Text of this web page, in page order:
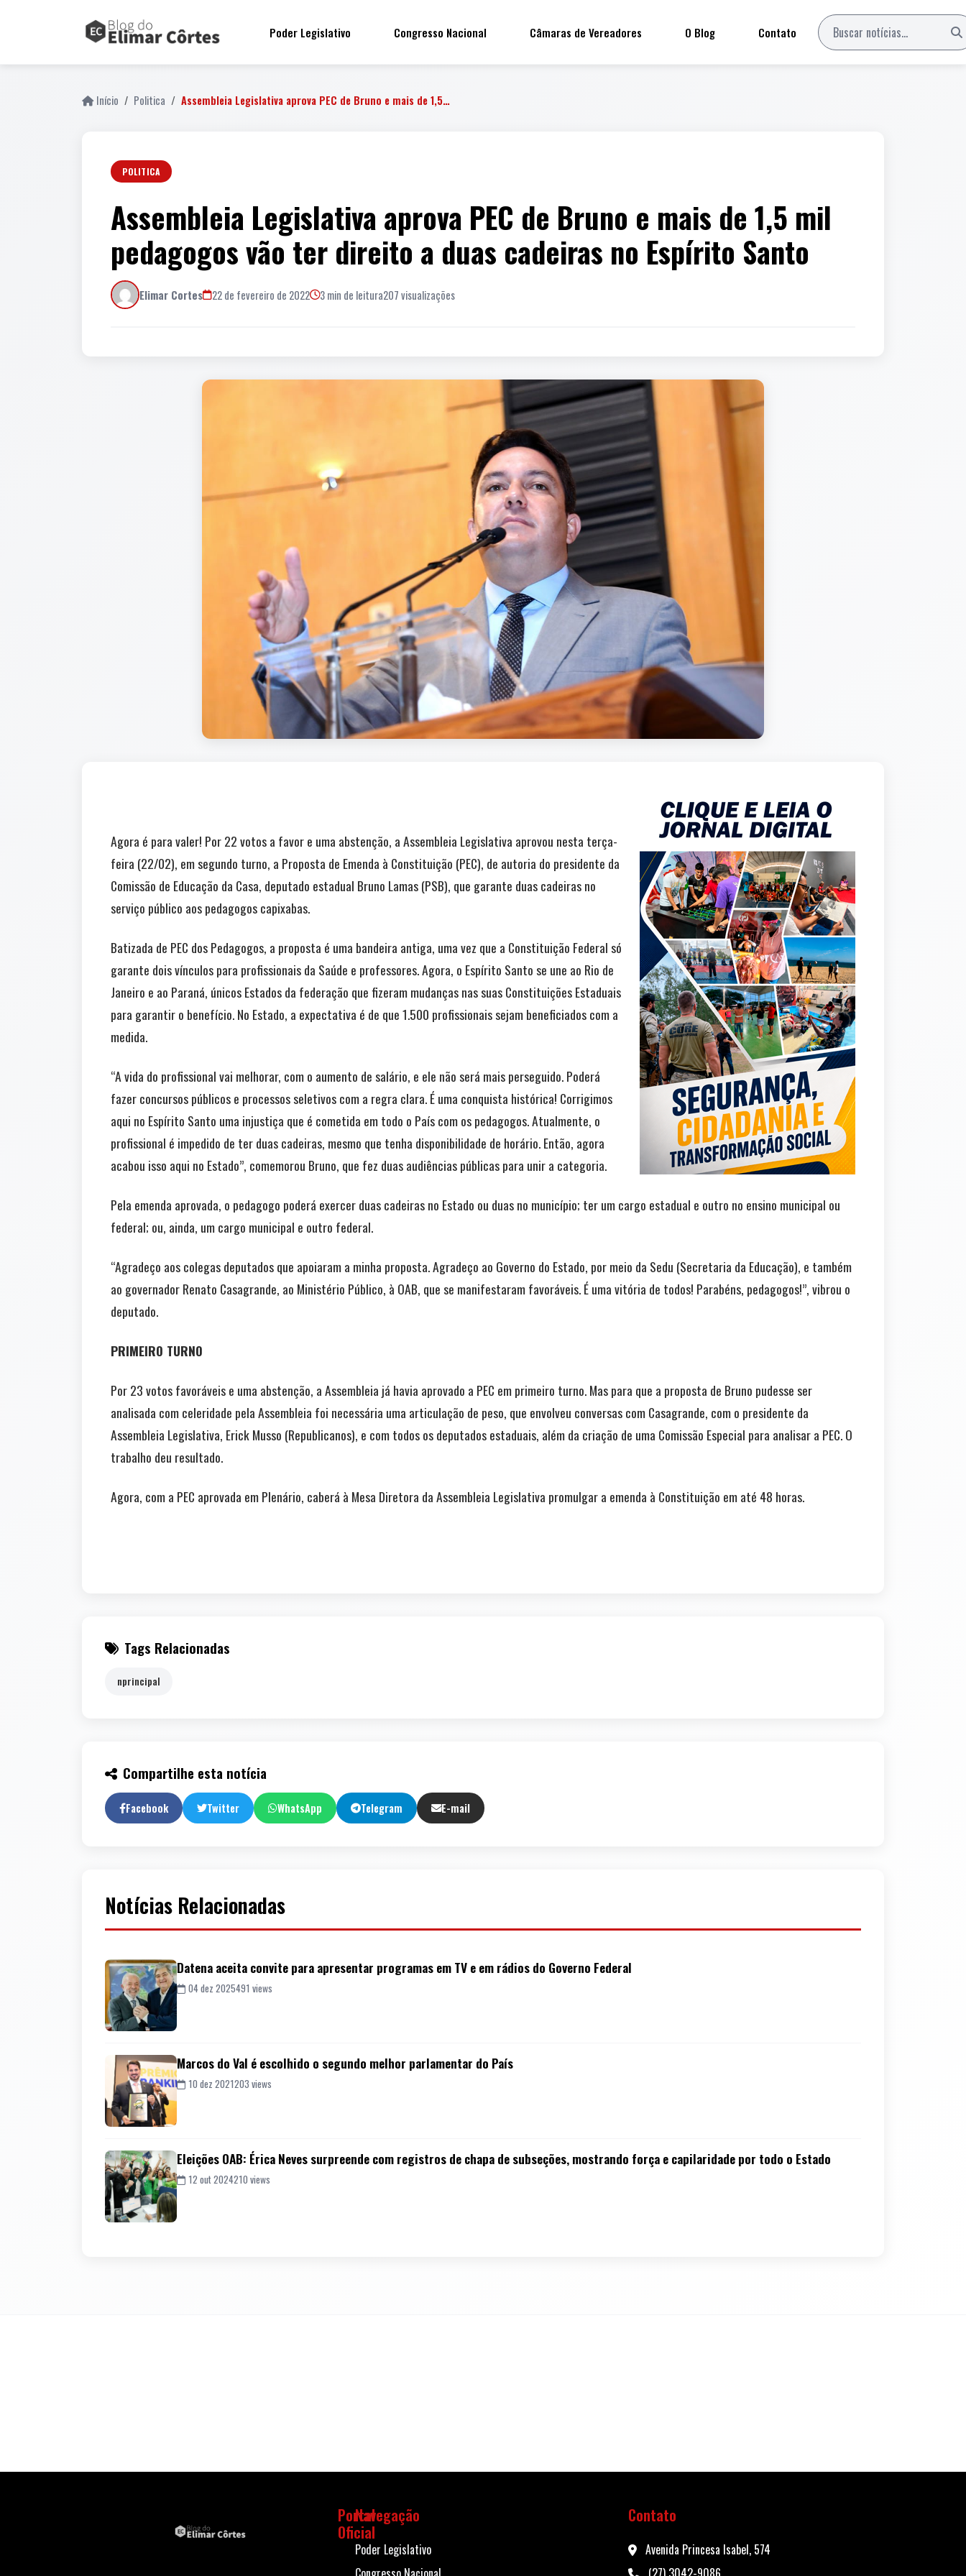
Poder Legislativo Congresso Nacional Câmaras de Vereadores O Blog Contato
Início Politica Assembleia Legislativa aprova PEC de Bruno e mais de 1,5…
POLITICA
Assembleia Legislativa aprova PEC de Bruno e mais de 1,5 mil
pedagogos vão ter direito a duas cadeiras no Espírito Santo
Elimar Cortes 22 de fevereiro de 2022 3 min de leitura207 visualizações
Agora é para valer! Por 22 votos a favor e uma abstenção, a Assembleia Legislativa aprovou nesta terça-
feira (22/02), em segundo turno, a Proposta de Emenda à Constituição (PEC), de autoria do presidente da
Comissão de Educação da Casa, deputado estadual Bruno Lamas (PSB), que garante duas cadeiras no
serviço público aos pedagogos capixabas.
Batizada de PEC dos Pedagogos, a proposta é uma bandeira antiga, uma vez que a Constituição Federal só
garante dois vínculos para profissionais da Saúde e professores. Agora, o Espírito Santo se une ao Rio de
Janeiro e ao Paraná, únicos Estados da federação que fizeram mudanças nas suas Constituições Estaduais
para garantir o benefício. No Estado, a expectativa é de que 1.500 profissionais sejam beneficiados com a
medida.
“A vida do profissional vai melhorar, com o aumento de salário, e ele não será mais perseguido. Poderá
fazer concursos públicos e processos seletivos com a regra clara. É uma conquista histórica! Corrigimos
aqui no Espírito Santo uma injustiça que é cometida em todo o País com os pedagogos. Atualmente, o
profissional é impedido de ter duas cadeiras, mesmo que tenha disponibilidade de horário. Então, agora
acabou isso aqui no Estado”, comemorou Bruno, que fez duas audiências públicas para unir a categoria.
Pela emenda aprovada, o pedagogo poderá exercer duas cadeiras no Estado ou duas no município; ter um cargo estadual e outro no ensino municipal ou
federal; ou, ainda, um cargo municipal e outro federal.
“Agradeço aos colegas deputados que apoiaram a minha proposta. Agradeço ao Governo do Estado, por meio da Sedu (Secretaria da Educação), e também
ao governador Renato Casagrande, ao Ministério Público, à OAB, que se manifestaram favoráveis. É uma vitória de todos! Parabéns, pedagogos!”, vibrou o
deputado.
PRIMEIRO TURNO
Por 23 votos favoráveis e uma abstenção, a Assembleia já havia aprovado a PEC em primeiro turno. Mas para que a proposta de Bruno pudesse ser
analisada com celeridade pela Assembleia foi necessária uma articulação de peso, que envolveu conversas com Casagrande, com o presidente da
Assembleia Legislativa, Erick Musso (Republicanos), e com todos os deputados estaduais, além da criação de uma Comissão Especial para analisar a PEC. O
trabalho deu resultado.
Agora, com a PEC aprovada em Plenário, caberá à Mesa Diretora da Assembleia Legislativa promulgar a emenda à Constituição em até 48 horas.
Tags Relacionadas
nprincipal
Compartilhe esta notícia
Facebook Twitter WhatsApp Telegram E-mail
Notícias Relacionadas
Datena aceita convite para apresentar programas em TV e em rádios do Governo Federal
04 dez 2025491 views
Marcos do Val é escolhido o segundo melhor parlamentar do País
10 dez 2021203 views
Eleições OAB: Érica Neves surpreende com registros de chapa de subseções, mostrando força e capilaridade por todo o Estado
12 out 2024210 views
Portal
Oficial
Navegação
Poder Legislativo
Contato
Avenida Princesa Isabel, 574